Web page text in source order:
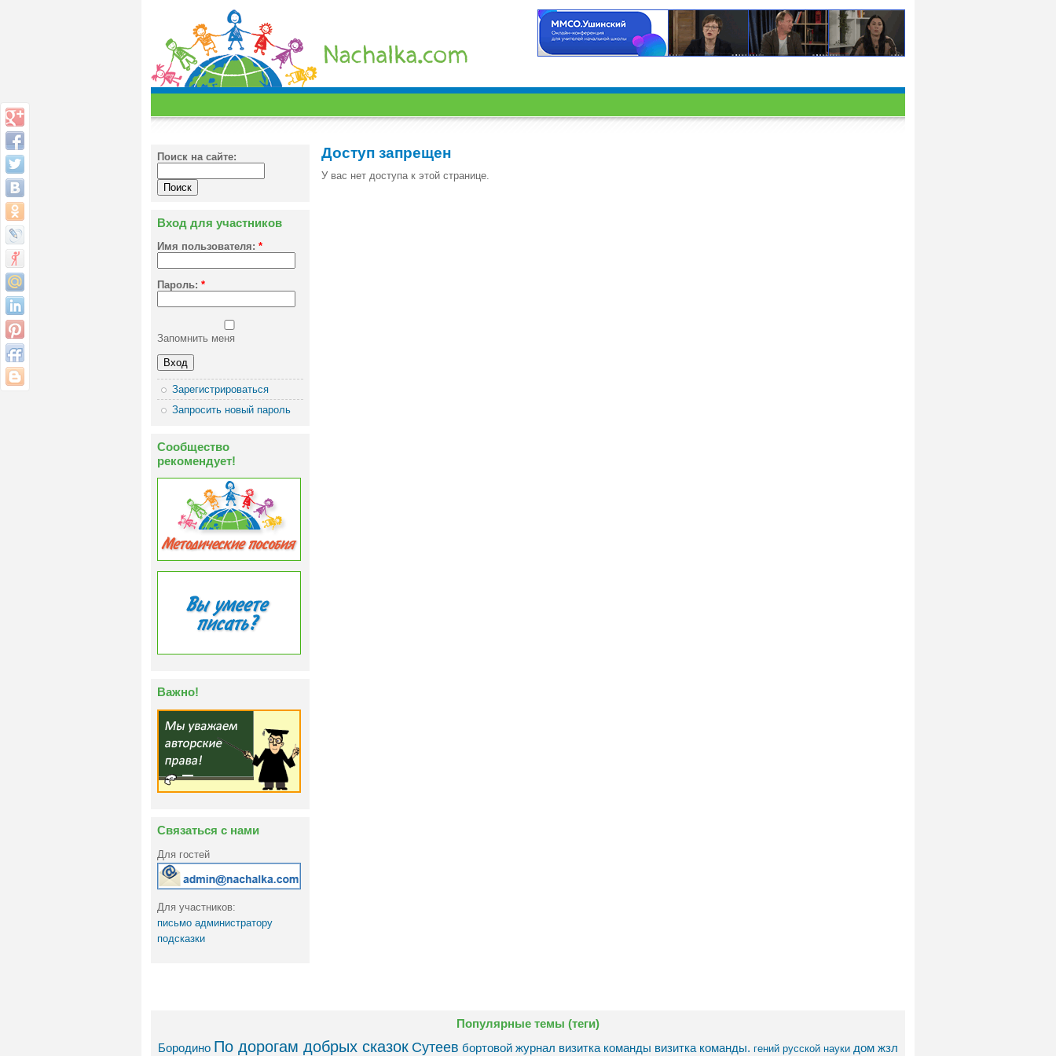
Поиск на сайте:
Вход для участников
Имя пользователя: *
Пароль: *
Запомнить меня
Зарегистрироваться
Запросить новый пароль
Сообщество
рекомендует!
Важно!
Связаться с нами
Для гостей
Для участников:
письмо администратору
подсказки
Доступ запрещен
У вас нет доступа к этой странице.
Популярные темы (теги)
Бородино По дорогам добрых сказок Сутеев бортовой журнал визитка команды визитка команды. гений русской науки дом жзл